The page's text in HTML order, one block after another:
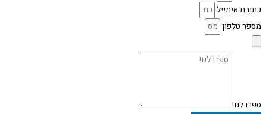
כתובת אימייל
מספר טלפון
ספרו לנו!